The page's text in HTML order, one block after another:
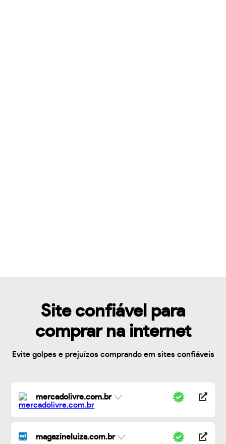
Site confiável para
comprar na internet
Evite golpes e prejuízos comprando em sites confiáveis
mercadolivre.com.br
magazineluiza.com.br